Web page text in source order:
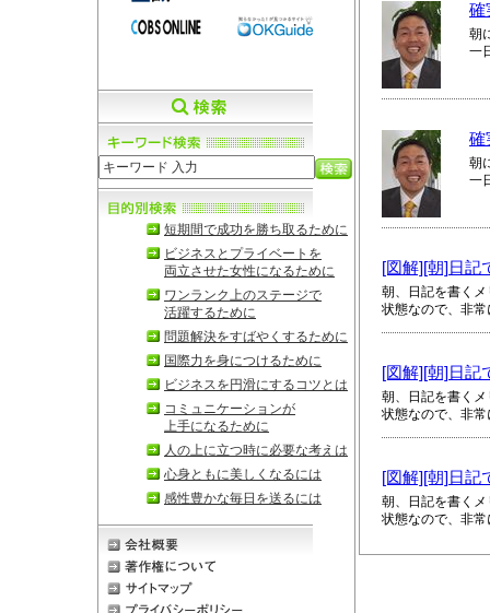
短期間で成功を勝ち取るために
ビジネスとプライベートを
両立させた女性になるために
ワンランク上のステージで
活躍するために
問題解決をすばやくするために
国際力を身につけるために
ビジネスを円滑にするコツとは
コミュニケーションが
上手になるために
人の上に立つ時に必要な考えは
心身ともに美しくなるには
感性豊かな毎日を送るには
確
朝
一
確
朝
一
[図解][朝]日記
朝、日記を書く
状態なので、非
[図解][朝]日記
朝、日記を書く
状態なので、非
[図解][朝]日記
朝、日記を書く
状態なので、非